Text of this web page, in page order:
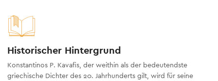
Historischer Hintergrund
Konstantinos P. Kavafis, der weithin als der bedeutendste
griechische Dichter des 20. Jahrhunderts gilt, wird für seine